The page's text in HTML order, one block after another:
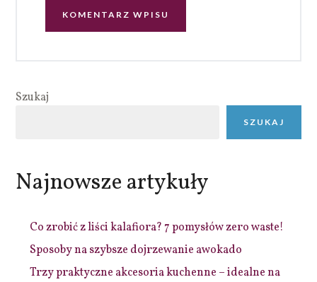
Szukaj
SZUKAJ
Najnowsze artykuły
Co zrobić z liści kalafiora? 7 pomysłów zero waste!
Sposoby na szybsze dojrzewanie awokado
Trzy praktyczne akcesoria kuchenne – idealne na